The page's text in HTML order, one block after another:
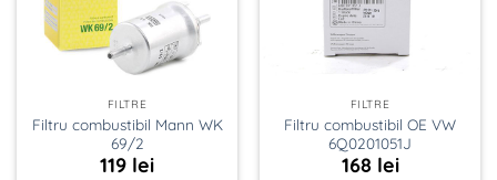
FILTRE
Filtru combustibil Mann WK
69/2
119 lei
FILTRE
Filtru combustibil OE VW
6Q0201051J
168 lei